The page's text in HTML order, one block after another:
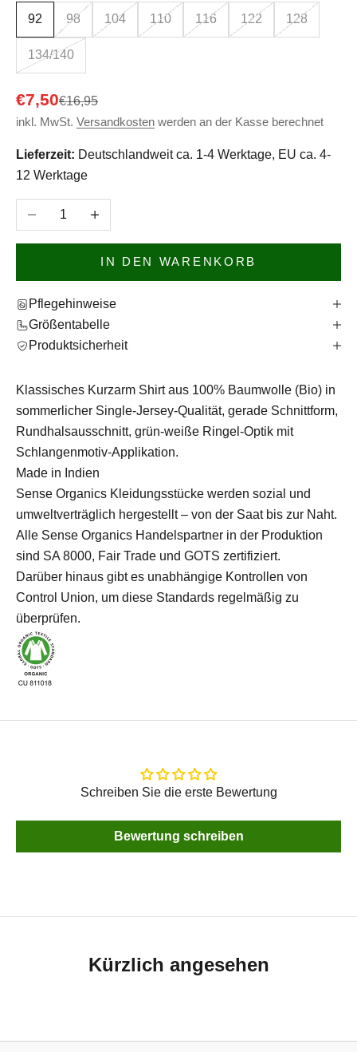
92 98 104 110 116 122 128
134/140
Angebot
€7,50Regulärer Preis
€16,95
inkl. MwSt. Versandkosten werden an der Kasse berechnet
Lieferzeit: Deutschlandweit ca. 1-4 Werktage, EU ca. 4-
12 Werktage
Anzahl verringernAnzahl erhöhen
IN DEN WARENKORB
Pflegehinweise
Größentabelle
Produktsicherheit
Klassisches Kurzarm Shirt aus 100% Baumwolle (Bio) in
sommerlicher Single-Jersey-Qualität, gerade Schnittform,
Rundhalsausschnitt, grün-weiße Ringel-Optik mit
Schlangenmotiv-Applikation.
Made in Indien
Sense Organics Kleidungsstücke werden sozial und
umweltverträglich hergestellt – von der Saat bis zur Naht.
Alle Sense Organics Handelspartner in der Produktion
sind SA 8000, Fair Trade und GOTS zertifiziert.
Darüber hinaus gibt es unabhängige Kontrollen von
Control Union, um diese Standards regelmäßig zu
überprüfen.
Schreiben Sie die erste Bewertung
Bewertung schreiben
Kürzlich angesehen